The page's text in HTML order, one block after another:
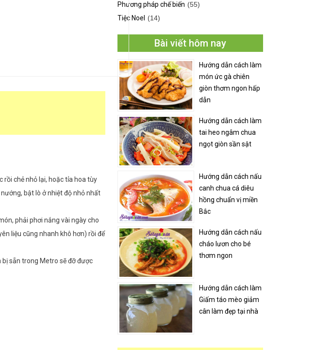
rồi chẻ nhỏ lại, hoặc tỉa hoa tùy
bật lò ở nhiệt độ nhỏ nhất
phải phơi nắng vài ngày cho
liệu cũng nhanh khô hơn) rồi để
bị sẵn trong Metro sẽ đỡ được
Phương pháp chế biến (55)
Tiệc Noel
(14)
Bài viết hôm nay
Hướng dẫn cách làm
món ức gà chiên
giòn thơm ngon hấp
dẫn
Hướng dẫn cách làm
tai heo ngâm chua
ngọt giòn sần sật
Hướng dẫn cách nấu
canh chua cá diêu
hồng chuẩn vị miền
Bắc
Hướng dẫn cách nấu
cháo lươn cho bé
thơm ngon
Hướng dẫn cách làm
Giấm táo mèo giảm
cân làm đẹp tại nhà